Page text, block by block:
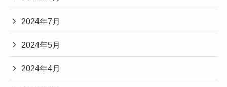
2024年7月
2024年5月
2024年4月